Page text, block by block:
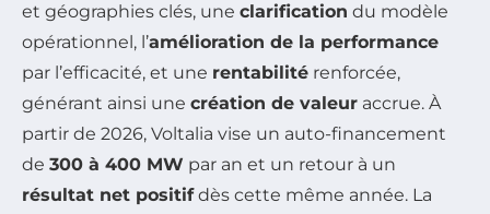
et géographies clés, une clarification du modèle
opérationnel, l’amélioration de la performance
par l’efficacité, et une rentabilité renforcée,
générant ainsi une création de valeur accrue. À
partir de 2026, Voltalia vise un auto-financement
de 300 à 400 MW par an et un retour à un
résultat net positifdès cette même année. La